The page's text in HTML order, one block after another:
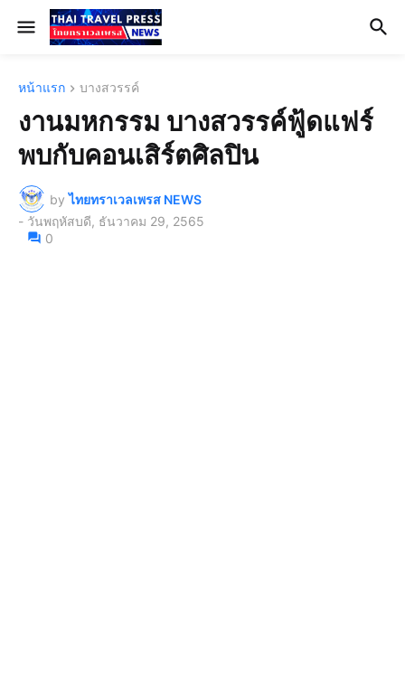
หน้าแรก บางสวรรค์
งานมหกรรม บางสวรรค์ฟู้ดแฟร์
พบกับคอนเสิร์ตศิลปิน
by ไทยทราเวลเพรส NEWS
- วันพฤหัสบดี, ธันวาคม 29, 2565
0